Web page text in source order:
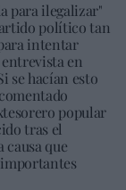
para ilegalizar"
político tan
intentar
en
se hacían esto
popular
tras el
que